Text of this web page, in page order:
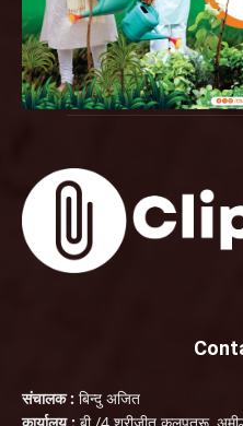
संचालक : बिन्दु अजित
कार्यालय : बी./4 श्रीजीत कलपतरू,